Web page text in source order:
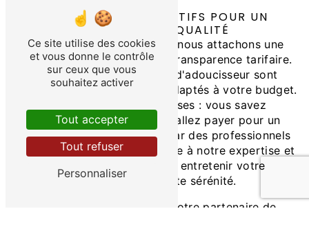
DES TARIFS COMPÉTITIFS POUR UN
ENTRETIEN DE QUALITÉ
Chez Aqua Dulcis Services, nous attachons une
importance particulière à la transparence tarifaire.
Nos tarifs pour l'entretien d'adoucisseur sont
compétitifs et parfaitement adaptés à votre budget.
Plus de mauvaises surprises : vous savez
exactement combien vous allez payer pour un
entretien de qualité réalisé par des professionnels
expérimentés. Faites confiance à notre expertise et
à notre savoir-faire pour entretenir votre
adoucisseur en toute sérénité.
Aqua Dulcis Services est votre partenaire de
Ce site utilise des cookies
et vous donne le contrôle
sur ceux que vous
souhaitez activer
Tout accepter
Tout refuser
Personnaliser